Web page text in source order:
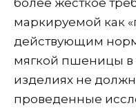
маркируемой как
действующим
мягкой пшеницы в
изделиях не
проведенные